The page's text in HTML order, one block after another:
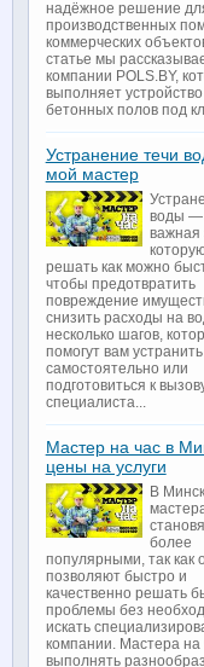
надёжное решение
производственных
коммерческих
статье мы
компании POLS.BY,
выполняет устройство
бетонных полов под
Устранение течи
мой мастер
воды —
важная
решать как можно
чтобы предотвратить
повреждение
снизить расходы на
несколько шагов,
помогут вам
самостоятельно или
подготовиться к
специалиста...
Мастер на час в
цены на услуги
В
более
популярными, так как
позволяют быстро и
качественно решать
проблемы без
искать
компании. Мастера на
выполнять